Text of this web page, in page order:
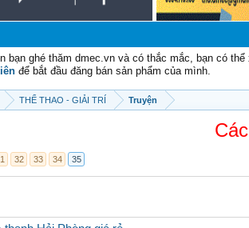
bạn ghé thăm dmec.vn và có thắc mắc, bạn có
để bắt đầu đăng bán sản phẩm của mình.
THỂ THAO - GIẢI TRÍ Truyện
32 33 34 35